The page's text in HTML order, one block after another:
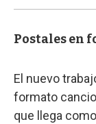
Postales en
El nuevo
formato
que llega